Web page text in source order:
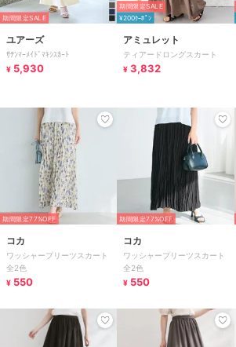
期間限定SALE
ユアーズ
ｻﾃﾝﾏｰﾒｲﾄﾞﾏｷｼｽｶｰﾄ
¥ 5,930
期間限定SALE
¥200ｸｰﾎﾟﾝ
アミュレット
ティアードロングスカート
¥ 3,832
期間限定77%OFF
コカ
ワッシャープリーツスカート
全2色
¥ 550
期間限定77%OFF
コカ
ワッシャープリーツスカート
全2色
¥ 550